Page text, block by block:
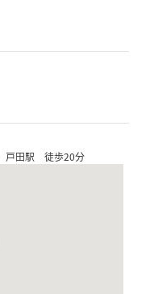
戸田駅 徒歩20分